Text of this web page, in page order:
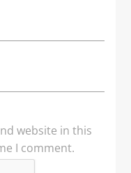
website in this
I comment.